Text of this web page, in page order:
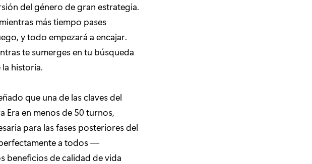
del género de gran estrategia.
más tiempo pases
y todo empezará a encajar.
te sumerges en tu búsqueda
historia.
que una de las claves del
Era en menos de 50 turnos,
para las fases posteriores del
a todos —
beneficios de calidad de vida